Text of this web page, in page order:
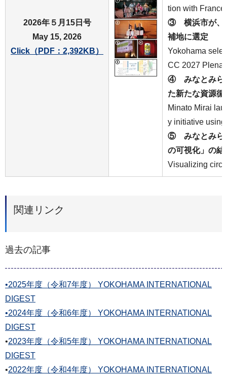
2026年５月15日号
May 15, 2026
Click（PDF：2,392KB）
tion with France
③ 横浜市が、
補地に選定
Yokohama
CC 2027
④ みなとみら
た新たな資源
Minato Mirai
y initiative
⑤ みなとみら
の可視化」の結
Visualizing
関連リンク
過去の記事
•2025年度（令和7年度） YOKOHAMA INTERNATIONAL
DIGEST
•2024年度（令和6年度） YOKOHAMA INTERNATIONAL
DIGEST
•2023年度（令和5年度） YOKOHAMA INTERNATIONAL
DIGEST
•2022年度（令和4年度） YOKOHAMA INTERNATIONAL